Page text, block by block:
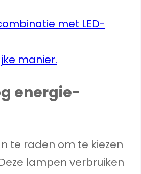
met LED-
manier.
energie-
te raden om te kiezen
lampen verbruiken